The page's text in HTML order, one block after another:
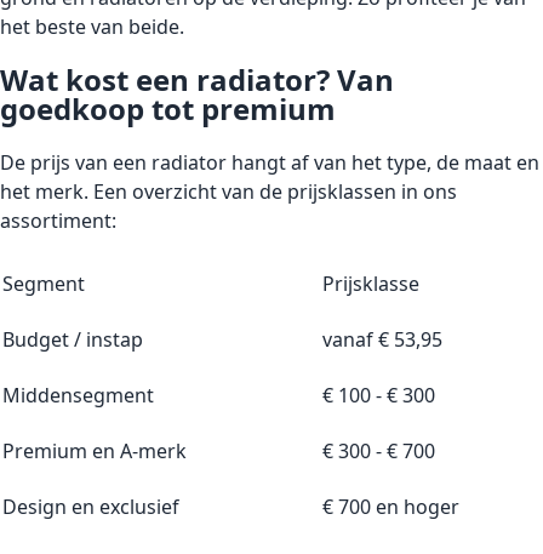
het beste van beide.
Wat kost een radiator? Van
goedkoop tot premium
De prijs van een radiator hangt af van het type, de maat en
het merk. Een overzicht van de prijsklassen in ons
assortiment:
Segment Prijsklasse
Budget / instap vanaf € 53,95
Middensegment € 100 - € 300
Premium en A-merk € 300 - € 700
Design en exclusief € 700 en hoger